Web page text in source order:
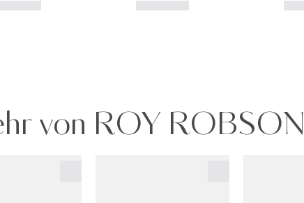
von ROY ROBSON